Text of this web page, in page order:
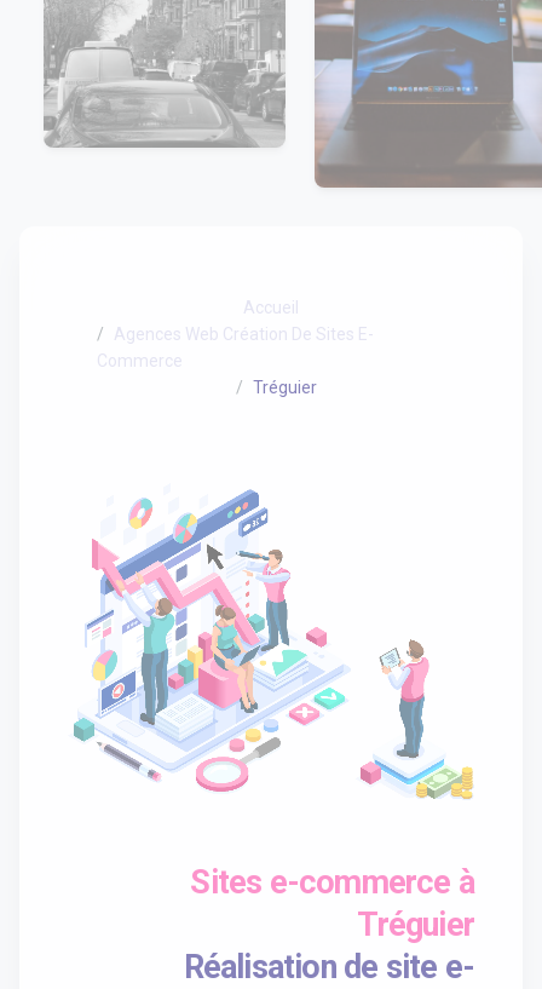
Accueil
Agences Web Création De Sites E-
Commerce
Tréguier
Sites e-commerce à
Tréguier
Réalisation de site e-